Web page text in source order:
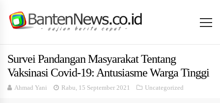
Survei Pandangan Masyarakat Tentang
Vaksinasi Covid-19: Antusiasme Warga Tinggi
Ahmad Yani Rabu, 15 September 2021 Uncategorized